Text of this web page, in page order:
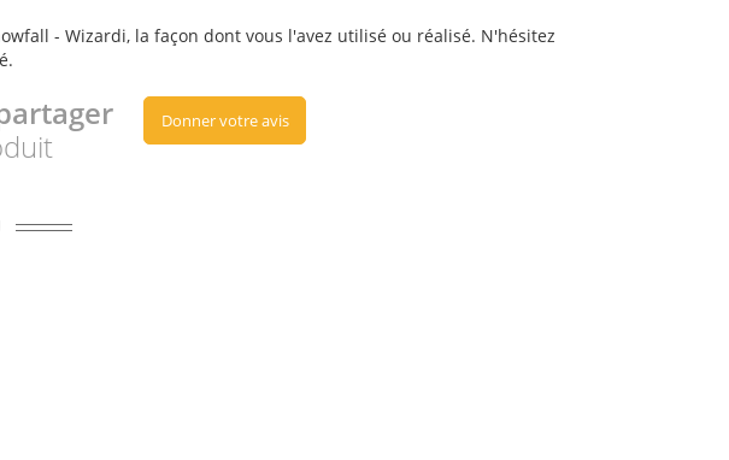
- Wizardi, la façon dont vous l'avez utilisé ou réalisé. N'hésitez
Donner votre avis